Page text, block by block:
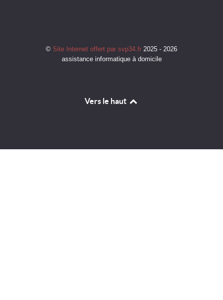
© Site Internet offert par svp34.fr 2025 - 2026
assistance informatique à domicile
Vers le haut